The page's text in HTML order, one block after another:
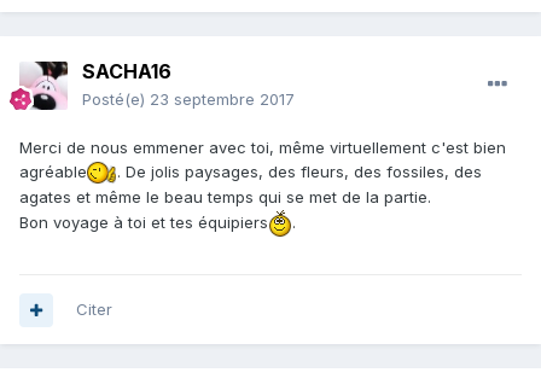
SACHA16
Posté(e) 23 septembre 2017
Merci de nous emmener avec toi, même virtuellement c'est bien
agréable
. De jolis paysages, des fleurs, des fossiles, des
agates et même le beau temps qui se met de la partie.
Bon voyage à toi et tes équipiers
.
Citer